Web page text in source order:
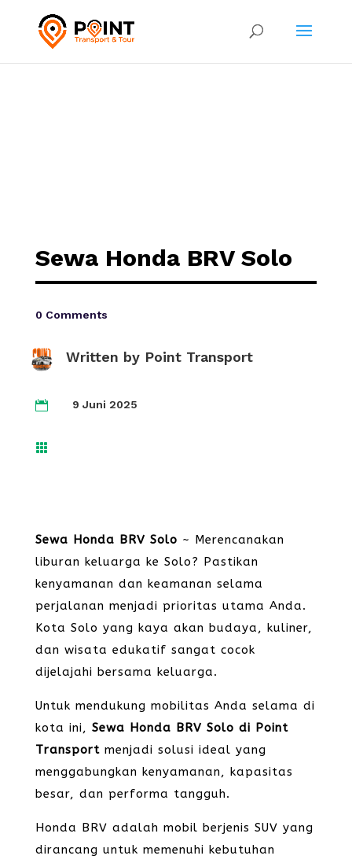
Sewa Honda BRV Solo
0 Comments
Written by Point Transport
 9 Juni 2025

Sewa Honda BRV Solo ~ Merencanakan
liburan keluarga ke Solo? Pastikan
kenyamanan dan keamanan selama
perjalanan menjadi prioritas utama Anda.
Kota Solo yang kaya akan budaya, kuliner,
dan wisata edukatif sangat cocok
dijelajahi bersama keluarga.
Untuk mendukung mobilitas Anda selama di
kota ini, Sewa Honda BRV Solo di Point
Transportmenjadi solusi ideal yang
menggabungkan kenyamanan, kapasitas
besar, dan performa tangguh.
Honda BRV adalah mobil berjenis SUV yang
dirancang untuk memenuhi kebutuhan